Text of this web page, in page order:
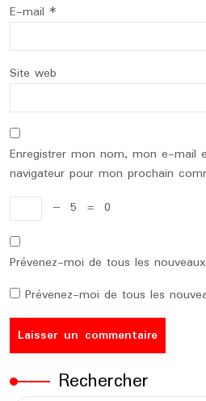
E-mail *
Site web
Enregistrer mon nom, mon e-mail
navigateur pour mon prochain
− 5 = 0
Prévenez-moi de tous les
Prévenez-moi de tous les
Rechercher